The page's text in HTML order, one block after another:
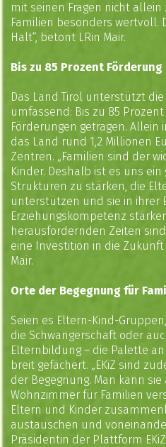
mit seinen Fragen nicht
Familien besonders wertvoll.
Halt“, betont LRin Mair.
Bis zu 85 Prozent Förderung
Das Land Tirol unterstützt
umfassend: Bis zu 85
Förderungen getragen. Allein
das Land rund 1,2 Millionen
Zentren. „Familien sind der
Kinder. Deshalb ist es uns ein
Strukturen zu stärken, die
unterstützen und sie in ihrer
Erziehungskompetenz
herausfordernden Zeiten
eine Investition in die Zukunft
Mair.
Orte der Begegnung für
Seien es Eltern-Kind-
die Schwangerschaft oder
Elternbildung – die Palette
breit gefächert. „EKiZ sind
der Begegnung. Man kann
Wohnzimmer für Familien
Eltern und Kinder
austauschen und
Präsidentin der Plattform